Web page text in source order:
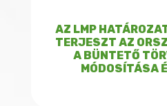
AZ LMP
TERJESZT AZ
A BÜNTETŐ
MÓDOSÍTÁSA